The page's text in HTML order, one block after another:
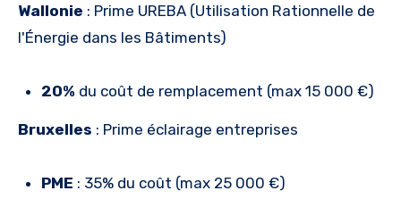
Wallonie : Prime UREBA (Utilisation Rationnelle de
l'Énergie dans les Bâtiments)
20% du coût de remplacement (max 15 000 €)
Bruxelles : Prime éclairage entreprises
PME : 35% du coût (max 25 000 €)